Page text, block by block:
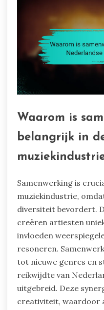
Waarom is
belangrijk in
Samenwerking is
muziekindustrie,
diversiteit bevordert.
creëren artiesten
invloeden
resoneren.
tot nieuwe genres en
reikwijdte van
uitgebreid. Deze
creativiteit, waardoor